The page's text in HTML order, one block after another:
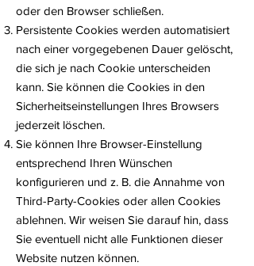
oder den Browser schließen.
Persistente Cookies werden automatisiert
nach einer vorgegebenen Dauer gelöscht,
die sich je nach Cookie unterscheiden
kann. Sie können die Cookies in den
Sicherheitseinstellungen Ihres Browsers
jederzeit löschen.
Sie können Ihre Browser-Einstellung
entsprechend Ihren Wünschen
konfigurieren und z. B. die Annahme von
Third-Party-Cookies oder allen Cookies
ablehnen. Wir weisen Sie darauf hin, dass
Sie eventuell nicht alle Funktionen dieser
Website nutzen können.